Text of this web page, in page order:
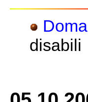
disabili